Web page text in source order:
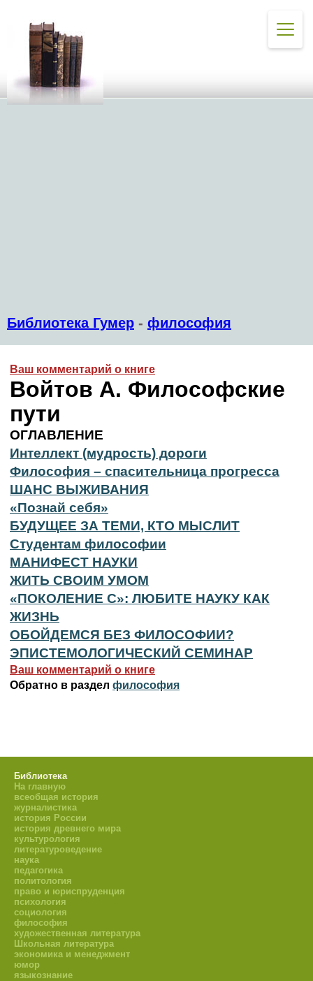
Библиотека Гумер - философия
Ваш комментарий о книге
Войтов А. Философские
пути
ОГЛАВЛЕНИЕ
Интеллект (мудрость) дороги
Философия – спасительница прогресса
ШАНС ВЫЖИВАНИЯ
«Познай себя»
БУДУЩЕЕ ЗА ТЕМИ, КТО МЫСЛИТ
Студентам философии
МАНИФЕСТ НАУКИ
ЖИТЬ СВОИМ УМОМ
«ПОКОЛЕНИЕ С»: ЛЮБИТЕ НАУКУ КАК
ЖИЗНЬ
ОБОЙДЕМСЯ БЕЗ ФИЛОСОФИИ?
ЭПИСТЕМОЛОГИЧЕСКИЙ СЕМИНАР
Ваш комментарий о книге
Обратно в раздел философия
Библиотека
На главную
всеобщая история
журналистика
история России
история древнего мира
культурология
литературоведение
наука
педагогика
политология
право и юриспруденция
психология
социология
философия
художественная литература
Школьная литература
экономика и менеджмент
юмор
языкознание